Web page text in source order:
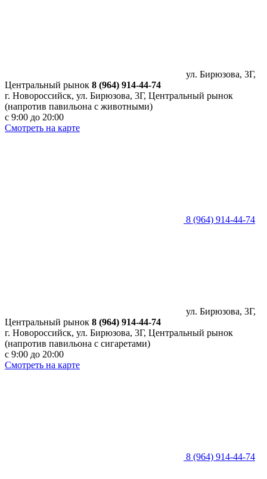
ул. Бирюзова, 3Г,
Центральный рынок 8 (964) 914-44-74
г. Новороссийск, ул. Бирюзова, 3Г, Центральный рынок
(напротив павильона с животными)
с 9:00 до 20:00
Смотреть на карте
8 (964) 914-44-74
ул. Бирюзова, 3Г,
Центральный рынок 8 (964) 914-44-74
г. Новороссийск, ул. Бирюзова, 3Г, Центральный рынок
(напротив павильона с сигаретами)
с 9:00 до 20:00
Смотреть на карте
8 (964) 914-44-74